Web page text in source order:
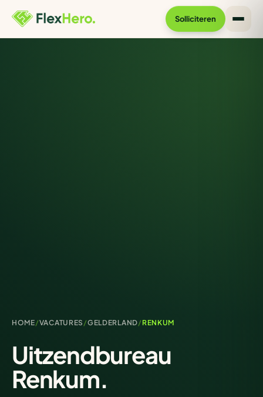
Solliciteren
HOME/VACATURES /GELDERLAND/ RENKUM
Uitzendbureau
Renkum.